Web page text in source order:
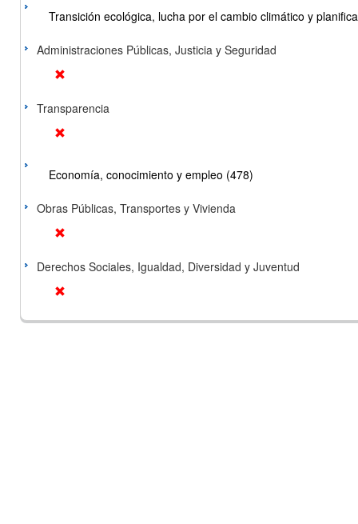
Transición ecológica, lucha por el cambio climático y
Administraciones Públicas, Justicia y Seguridad
Transparencia
Economía, conocimiento y empleo (478)
Obras Públicas, Transportes y Vivienda
Derechos Sociales, Igualdad, Diversidad y Juventud